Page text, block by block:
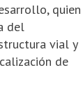
quien
del
vial y
de